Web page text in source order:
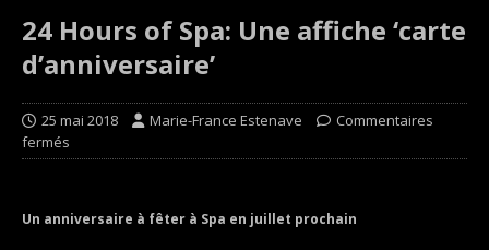
24 Hours of Spa: Une affiche ‘carte
d’anniversaire’
25 mai 2018 Marie-France Estenave
Commentaires
fermés
Un anniversaire à fêter à Spa en juillet prochain